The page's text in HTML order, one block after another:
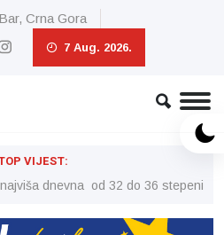
Bar, Crna Gora
7 Aug. 2026.
VIJEST:
dnevna od 32 do 36 stepeni